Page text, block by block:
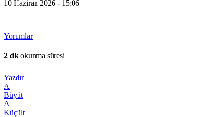
10 Haziran 2026 - 15:06
Yorumlar
2 dk okunma süresi
Yazdır
A
Büyüt
A
Küçült